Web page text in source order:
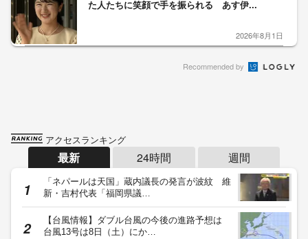
た人たちに笑顔で手を振られる あす伊...
2026年8月1日
Recommended by
アクセスランキング
最新 24時間 週間
「ネパールは天国」蔵内議長の発言が波紋 維
新・吉村代表「福岡県議…
【台風情報】ダブル台風の今後の進路予想は
台風13号は8日（土）にか…